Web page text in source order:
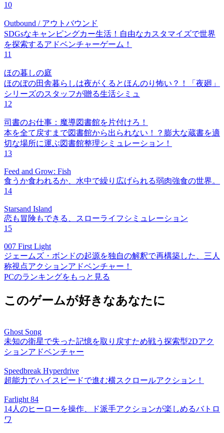
10
Outbound / アウトバウンド
SDGsなキャンピングカー生活！自由なカスタマイズで世界
を探索するアドベンチャーゲーム！
11
ほの暮しの庭
ほのぼの田舎暮らしは夜がくるとほんのり怖い？！「夜廻」
シリーズのスタッフが贈る生活シミュ
12
司書のお仕事：魔導図書館を片付けろ！
本を全て戻すまで図書館から出られない！？膨大な蔵書を適
切な場所に運ぶ図書館整理シミュレーション！
13
Feed and Grow: Fish
食うか食われるか、水中で繰り広げられる弱肉強食の世界。
14
Starsand Island
恋も冒険もできる、スローライフシミュレーション
15
007 First Light
ジェームズ・ボンドの起源を独自の解釈で再構築した、三人
称視点アクションアドベンチャー！
PCのランキングをもっと見る
このゲームが好きなあなたに
Ghost Song
未知の衛星で失った記憶を取り戻すため戦う探索型2Dアク
ションアドベンチャー
Speedbreak Hyperdrive
超能力でハイスピードで進む横スクロールアクション！
Farlight 84
14人のヒーローを操作、ド派手アクションが楽しめるバトロ
ワ